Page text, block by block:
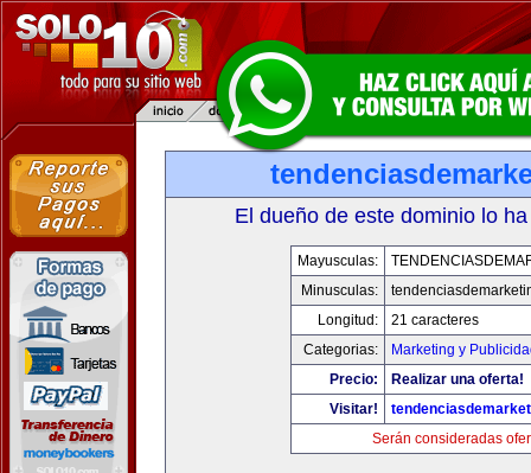
El dueño de este dominio lo
Mayusculas:
Minusculas:
Longitud:
21 caracteres
Categorias:
Marketing y
Precio:
Realizar una oferta!
Visitar!
Serán consideradas